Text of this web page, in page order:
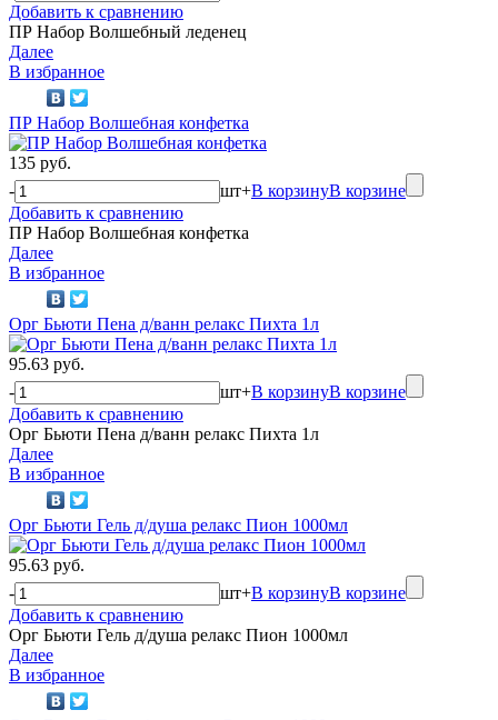
Добавить к сравнению
ПР Набор Волшебный леденец
Далее
В избранное
ПР Набор Волшебная конфетка
135 руб.
-
шт+В корзинуВ корзине
Добавить к сравнению
ПР Набор Волшебная конфетка
Далее
В избранное
Орг Бьюти Пена д/ванн релакс Пихта 1л
95.63 руб.
-
шт+В корзинуВ корзине
Добавить к сравнению
Орг Бьюти Пена д/ванн релакс Пихта 1л
Далее
В избранное
Орг Бьюти Гель д/душа релакс Пион 1000мл
95.63 руб.
-
шт+В корзинуВ корзине
Добавить к сравнению
Орг Бьюти Гель д/душа релакс Пион 1000мл
Далее
В избранное